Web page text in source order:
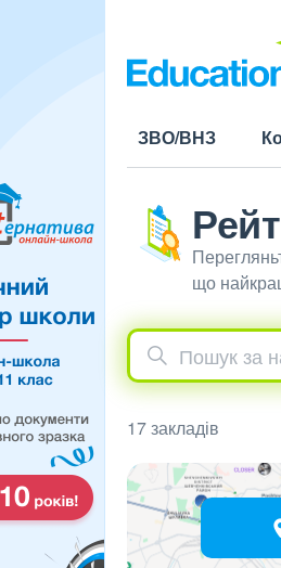
ЗВО/ВНЗ
що
17 закладів